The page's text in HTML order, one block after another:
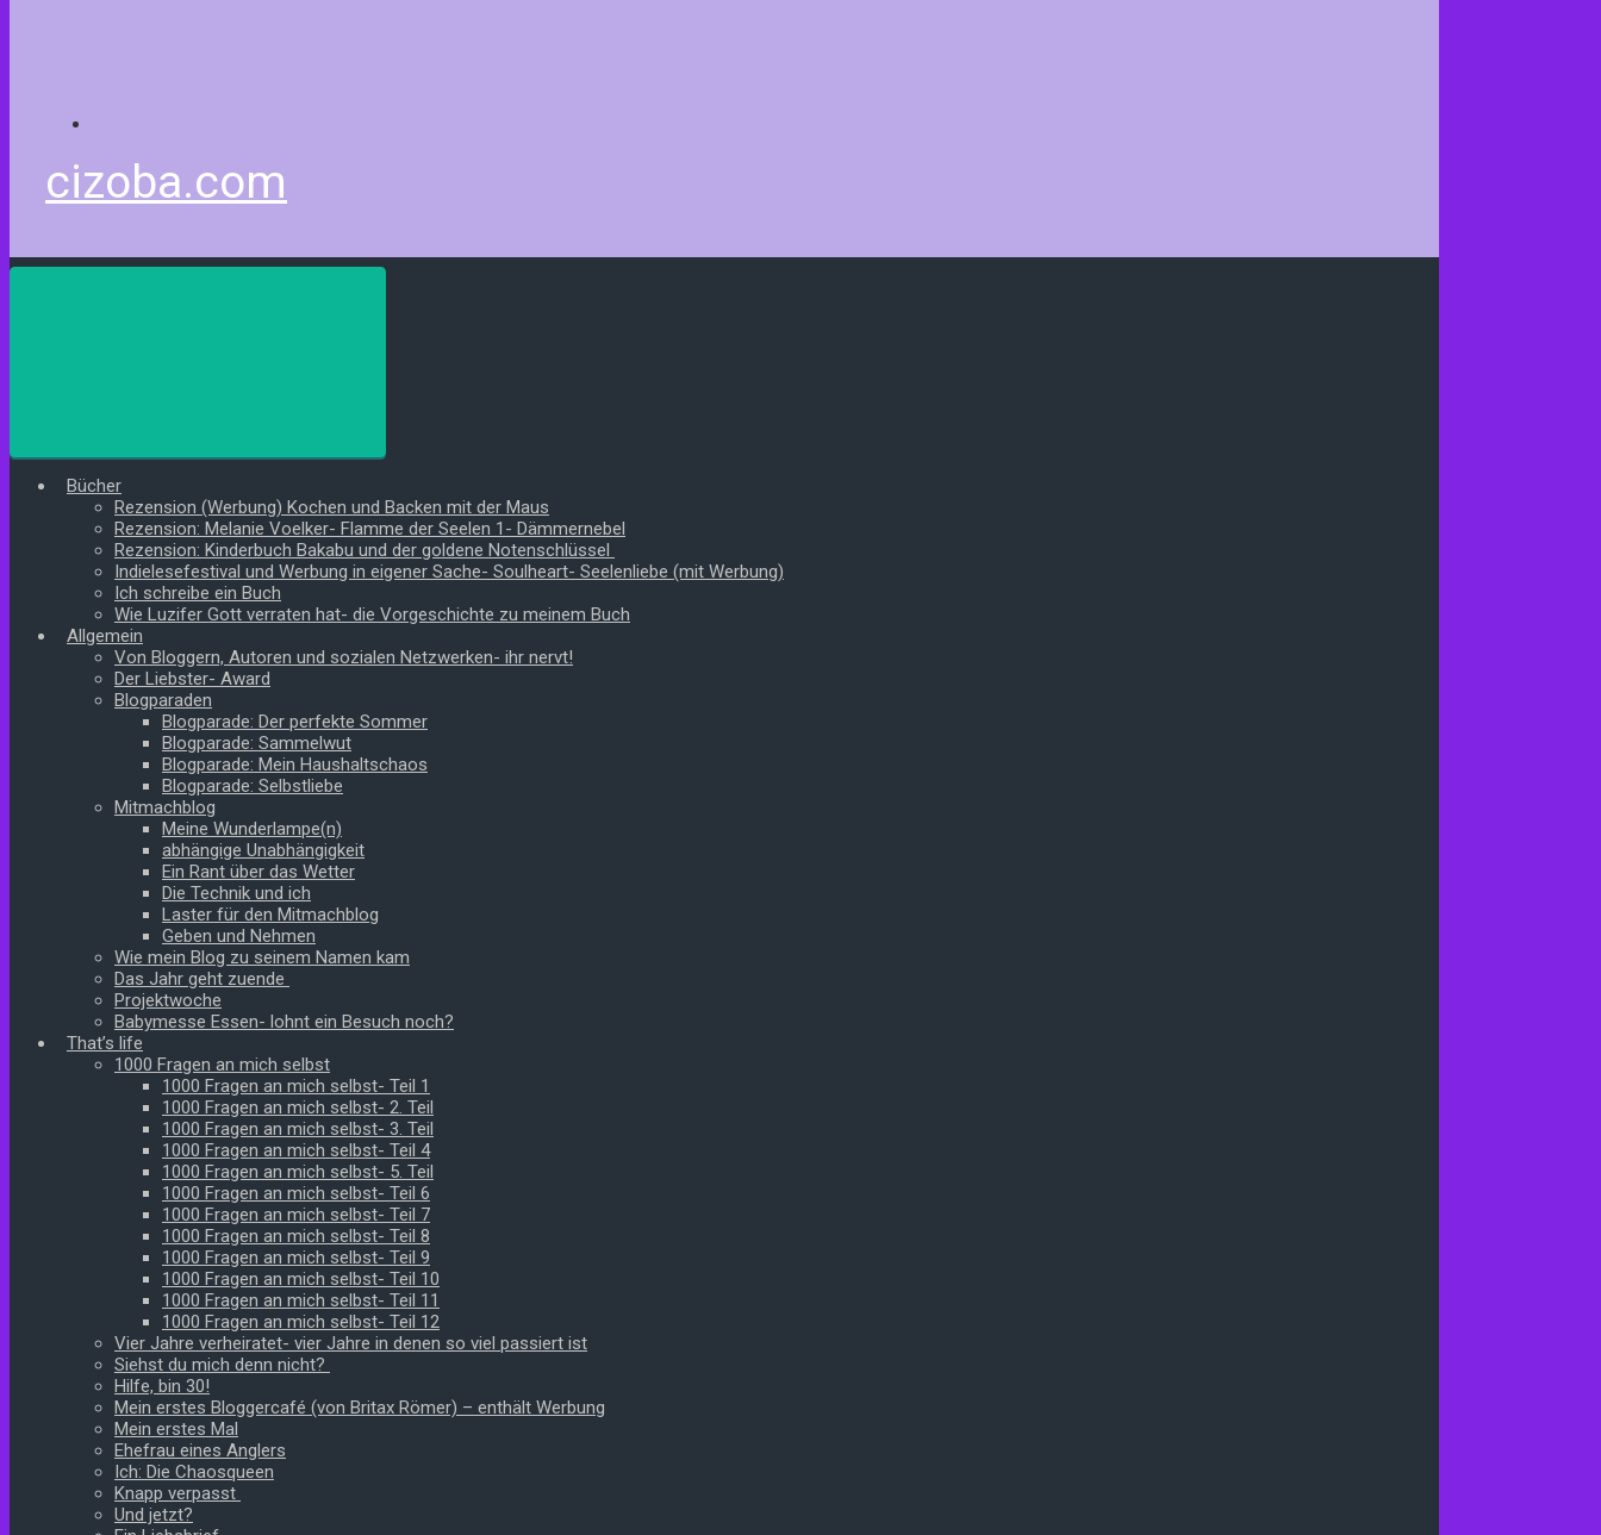
cizoba.com
Bücher
Rezension (Werbung) Kochen und Backen mit der Maus
Rezension: Melanie Voelker- Flamme der Seelen 1- Dämmernebel
Rezension: Kinderbuch Bakabu und der goldene Notenschlüssel
Indielesefestival und Werbung in eigener Sache- Soulheart- Seelenliebe (mit Werbung)
Ich schreibe ein Buch
Wie Luzifer Gott verraten hat- die Vorgeschichte zu meinem Buch
Allgemein
Von Bloggern, Autoren und sozialen Netzwerken- ihr nervt!
Der Liebster- Award
Blogparaden
Blogparade: Der perfekte Sommer
Blogparade: Sammelwut
Blogparade: Mein Haushaltschaos
Blogparade: Selbstliebe
Mitmachblog
Meine Wunderlampe(n)
abhängige Unabhängigkeit
Ein Rant über das Wetter
Die Technik und ich
Laster für den Mitmachblog
Geben und Nehmen
Wie mein Blog zu seinem Namen kam
Das Jahr geht zuende
Projektwoche
Babymesse Essen- lohnt ein Besuch noch?
That’s life
1000 Fragen an mich selbst
1000 Fragen an mich selbst- Teil 1
1000 Fragen an mich selbst- 2. Teil
1000 Fragen an mich selbst- 3. Teil
1000 Fragen an mich selbst- Teil 4
1000 Fragen an mich selbst- 5. Teil
1000 Fragen an mich selbst- Teil 6
1000 Fragen an mich selbst- Teil 7
1000 Fragen an mich selbst- Teil 8
1000 Fragen an mich selbst- Teil 9
1000 Fragen an mich selbst- Teil 10
1000 Fragen an mich selbst- Teil 11
1000 Fragen an mich selbst- Teil 12
Vier Jahre verheiratet- vier Jahre in denen so viel passiert ist
Siehst du mich denn nicht?
Hilfe, bin 30!
Mein erstes Bloggercafé (von Britax Römer) – enthält Werbung
Mein erstes Mal
Ehefrau eines Anglers
Ich: Die Chaosqueen
Knapp verpasst
Und jetzt?